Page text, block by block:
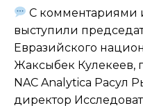
С комментариями
выступили
Евразийского
Жаксыбек Кулекеев,
NAC Analytica Расул
директор